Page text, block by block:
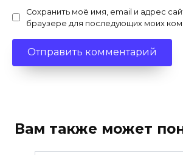
Сохранить моё имя, email и адрес
браузере для последующих моих
Вам также может